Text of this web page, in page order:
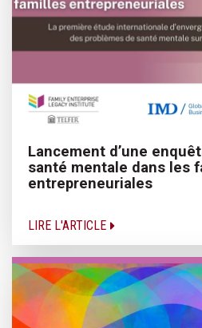
Lancement d’une
santé mentale dans les
entrepreneuriales
LIRE L'ARTICLE